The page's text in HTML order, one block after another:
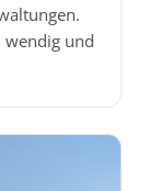
wendig und